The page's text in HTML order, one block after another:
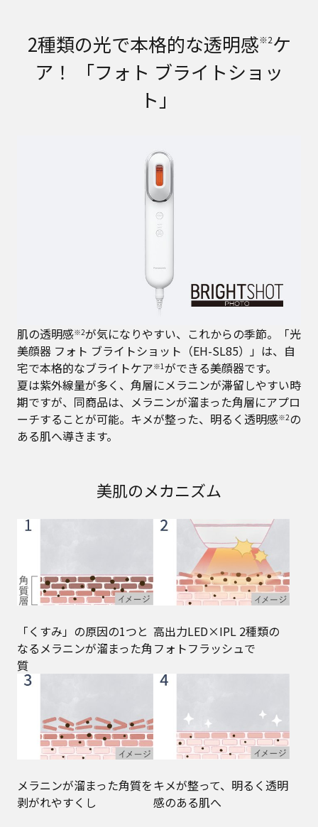
2種類の光で本格的な透明感※2ケ
ア！ 「フォト ブライトショッ
ト」
肌の透明感※2が気になりやすい、これからの季節。「光
美顔器 フォト ブライトショット（EH-SL85）」は、自
宅で本格的なブライトケア※1ができる美顔器です。
夏は紫外線量が多く、角層にメラニンが滞留しやすい時
期ですが、同商品は、メラニンが溜まった角層にアプロ
ーチすることが可能。キメが整った、明るく透明感※2の
ある肌へ導きます。
美肌のメカニズム
「くすみ」の原因の1つと
なるメラニンが溜まった角
質
高出力LED×IPL 2種類の
フォトフラッシュで
メラニンが溜まった角質を
剥がれやすくし
キメが整って、明るく透明
感のある肌へ